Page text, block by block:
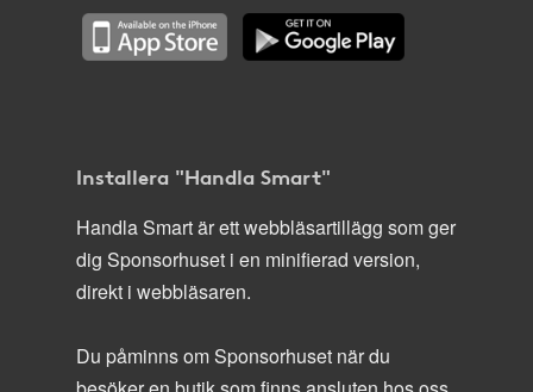
Installera "Handla Smart"
Handla Smart är ett webbläsartillägg som ger
dig Sponsorhuset i en minifierad version,
direkt i webbläsaren.
Du påminns om Sponsorhuset när du